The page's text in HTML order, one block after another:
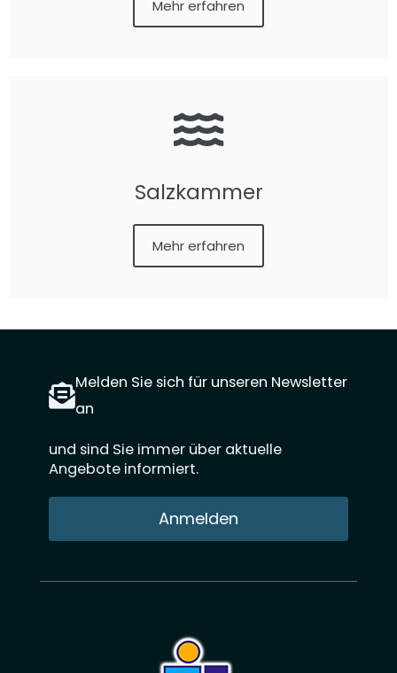
Mehr erfahren
Salzkammer
Mehr erfahren
Melden Sie sich für unseren Newsletter
an
und sind Sie immer über aktuelle
Angebote informiert.
Anmelden